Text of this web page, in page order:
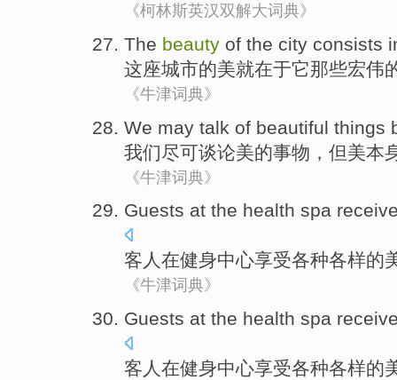
《柯林斯英汉双解大词典》
The beauty of the city consists
这座城市的美就在于它那些宏伟
《牛津词典》
We may talk of beautiful things
我们尽可谈论美的事物 ， 但美本
《牛津词典》
Guests at the health spa
客人 在健身中心享受各种各样的
《牛津词典》
Guests at the health spa
客人 在健身中心享受各种各样的